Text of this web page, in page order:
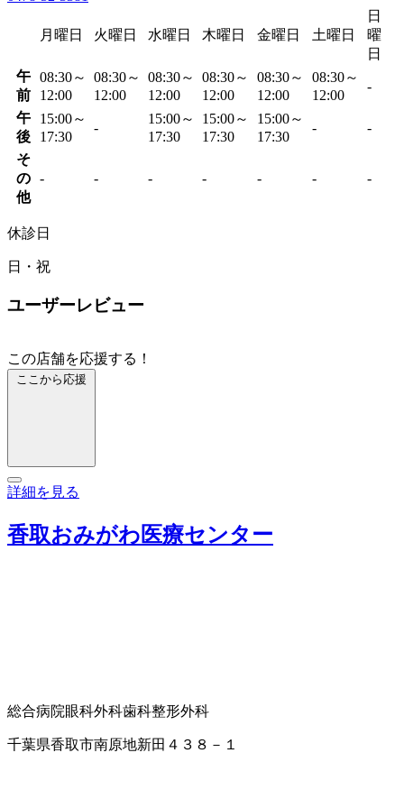
月曜日 火曜日 水曜日 木曜日 金曜日 土曜日
日
曜
日
午
前
08:30～
12:00
08:30～
12:00
08:30～
12:00
08:30～
12:00
08:30～
12:00
08:30～
12:00
-
午
後
15:00～
17:30
-
15:00～
17:30
15:00～
17:30
15:00～
17:30
- -
そ
の
他
- - - - - - -
休診日
日・祝
ユーザーレビュー
この店舗を応援する！
ここから応援
詳細を見る
香取おみがわ医療センター
総合病院眼科外科歯科整形外科
千葉県香取市南原地新田４３８－１